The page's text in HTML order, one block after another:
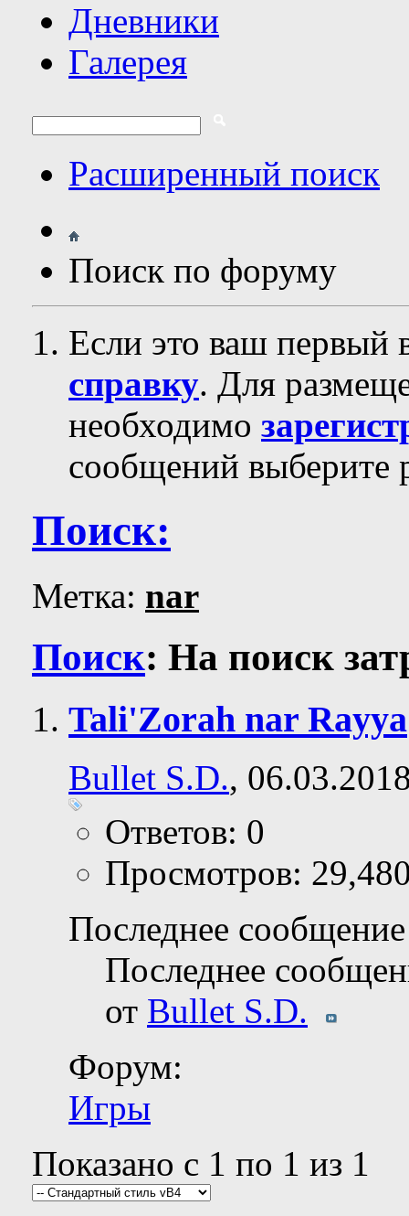
Дневники
Галерея
Расширенный поиск
Поиск по форуму
Если это ваш первый
справку. Для
необходимо
сообщений выберите
Поиск:
Метка: nar
Поиск: На поиск
Tali'Zorah nar Rayya
Bullet S.D.,
Ответов: 0
Просмотров:
Последнее
Последнее
от Bullet S.D.
Форум:
Игры
Показано с 1 по 1 из 1